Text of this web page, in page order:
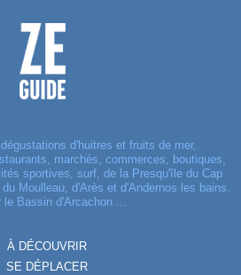
d'huitres et fruits de mer,
marchés, commerces, boutiques,
sportives, surf, de la Presqu'île du Cap
Moulleau, d'Arès et d'Andernos les bains.
le Bassin d'Arcachon ...
À DÉCOUVRIR
SE DÉPLACER